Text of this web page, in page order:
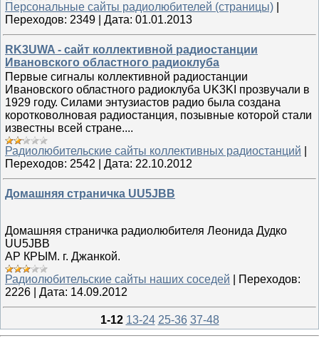
Персональные сайты радиолюбителей (страницы)
Переходов: 2349 Дата: 01.01.2013
RK3UWA - сайт коллективной радиостанции
Ивановского областного радиоклуба
Первые сигналы коллективной радиостанции
Ивановского областного радиоклуба UK3KI прозвучали в
1929 году. Силами энтузиастов радио была создана
коротковолновая радиостанция, позывные которой стали
известны всей стране....
Радиолюбительские сайты коллективных радиостанций
Переходов: 2542 Дата: 22.10.2012
Домашняя страничка UU5JBB
Домашняя страничка радиолюбителя Леонида Дудко
UU5JBB
АР КРЫМ. г. Джанкой.
Радиолюбительские сайты наших соседей
Переходов:
2226
Дата: 14.09.2012
1-12 13-24 25-36 37-48